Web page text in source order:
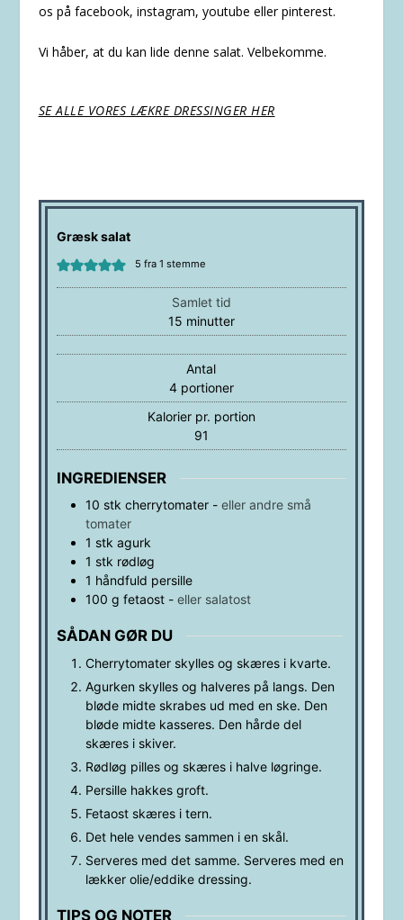
os på facebook, instagram, youtube eller pinterest.
Vi håber, at du kan lide denne salat. Velbekomme.
SE ALLE VORES LÆKRE DRESSINGER HER
Græsk salat
5 fra 1 stemme
Samlet tid
15minutter
minutter
Antal
4 portioner
Kalorier pr. portion
91
INGREDIENSER
10 stk cherrytomater- eller andre små
tomater
1 stk agurk
1 stk rødløg
1 håndfuld persille
100 g fetaost- eller salatost
SÅDAN GØR DU
Cherrytomater skylles og skæres i kvarte.
Agurken skylles og halveres på langs. Den
bløde midte skrabes ud med en ske. Den
bløde midte kasseres. Den hårde del
skæres i skiver.
Rødløg pilles og skæres i halve løgringe.
Persille hakkes groft.
Fetaost skæres i tern.
Det hele vendes sammen i en skål.
Serveres med det samme. Serveres med en
lækker olie/eddike dressing.
TIPS OG NOTER